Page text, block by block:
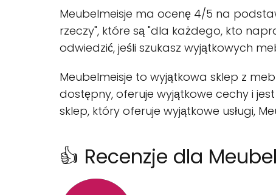
Meubelmeisje ma ocenę 4/5 na
rzeczy", które są "dla każdego, kto
odwiedzić, jeśli szukasz wyjątkowych
Meubelmeisje to wyjątkowa sklep z
dostępny, oferuje wyjątkowe cechy i
sklep, który oferuje wyjątkowe usługi,
👍 Recenzje dla